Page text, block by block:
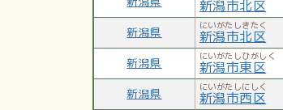
新潟市北区
新潟県 にいがたしきたく
新潟市北区
新潟県 にいがたしひがしく
新潟市東区
新潟県 にいがたしにしく
新潟市西区